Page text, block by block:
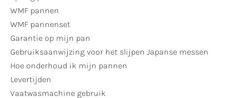
WMF pannen
WMF pannenset
Garantie op mijn pan
Gebruiksaanwijzing voor het slijpen Japanse messen
Hoe onderhoud ik mijn pannen
Levertijden
Vaatwasmachine gebruik